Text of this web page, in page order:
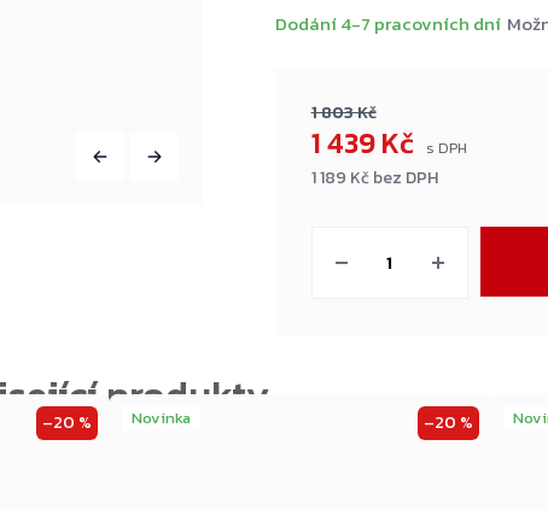
1 803 Kč
1 439 Kč
1 189 Kč bez DPH
Dodání 4-7 pracovních dní
–20 % Novinka –20 %